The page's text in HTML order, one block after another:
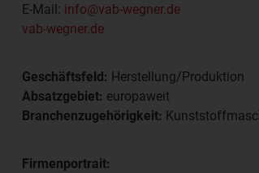
E-Mail: info@vab-wegner.de
vab-wegner.de
Geschäftsfeld: Herstellung/Produktion
Absatzgebiet: europaweit
Branchenzugehörigkeit:
Firmenportrait: